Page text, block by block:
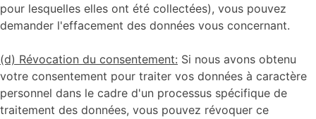
pour lesquelles elles ont été collectées), vous pouvez
demander l'effacement des données vous concernant.
(d) Révocation du consentement: Si nous avons obtenu
votre consentement pour traiter vos données à caractère
personnel dans le cadre d'un processus spécifique de
traitement des données, vous pouvez révoquer ce